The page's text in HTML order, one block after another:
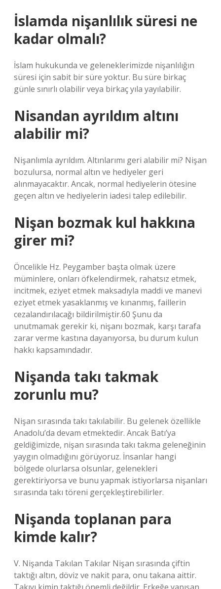
İslamda nişanlılık süresi ne
kadar olmalı?
İslam hukukunda ve geleneklerimizde nişanlılığın
süresi için sabit bir süre yoktur. Bu süre birkaç
günle sınırlı olabilir veya birkaç yıla yayılabilir.
Nisandan ayrıldım altını
alabilir mi?
Nişanlımla ayrıldım. Altınlarımı geri alabilir mi? Nişan
bozulursa, normal altın ve hediyeler geri
alınmayacaktır. Ancak, normal hediyelerin ötesine
geçen altın ve hediyelerin iadesi talep edilebilir.
Nişan bozmak kul hakkına
girer mi?
Öncelikle Hz. Peygamber başta olmak üzere
müminlere, onları öfkelendirmek, rahatsız etmek,
incitmek, eziyet etmek maksadıyla maddi ve manevi
eziyet etmek yasaklanmış ve kınanmış, faillerin
cezalandırılacağı bildirilmiştir.60 Şunu da
unutmamak gerekir ki, nişanı bozmak, karşı tarafa
zarar verme kastına dayanıyorsa, bu durum kulun
hakkı kapsamındadır.
Nişanda takı takmak
zorunlu mu?
Nişan sırasında takı takılabilir. Bu gelenek özellikle
Anadolu’da devam etmektedir. Ancak Batı’ya
geldiğimizde, nişan sırasında takı takma geleneğinin
yaygın olmadığını görüyoruz. İnsanlar hangi
bölgede olurlarsa olsunlar, gelenekleri
gerektiriyorsa ve bunu yapmak istiyorlarsa nişanları
sırasında takı töreni gerçekleştirebilirler.
Nişanda toplanan para
kimde kalır?
V. Nişanda Takılan Takılar Nişan sırasında çiftin
taktığı altın, döviz ve nakit para, onu takana aittir.